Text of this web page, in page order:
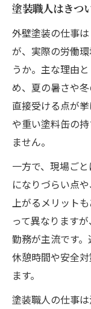
塗装職人はきつ
外壁塗装の仕事
が、実際の労働
うか。主な理由
め、夏の暑さや
直接受ける点が
や重い塗料缶の
ません。
一方で、現場ご
になりづらい点
上がるメリット
って異なります
勤務が主流です
休憩時間や安全
ます。
塗装職人の仕事